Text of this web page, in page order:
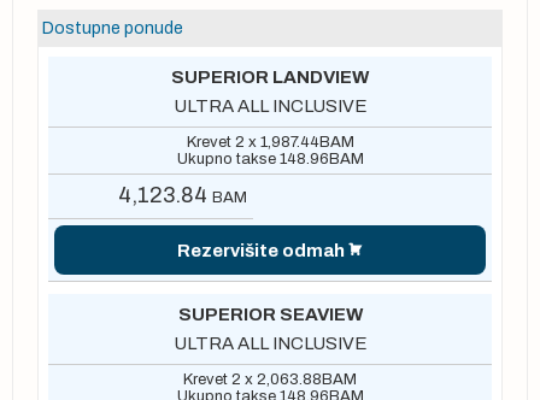
Dostupne ponude
SUPERIOR LANDVIEW
ULTRA ALL INCLUSIVE
Krevet 2 x 1,987.44BAM
Ukupno takse 148.96 BAM
4,123.84 BAM
Rezervišite odmah
SUPERIOR SEAVIEW
ULTRA ALL INCLUSIVE
Krevet 2 x 2,063.88 BAM
Ukupno takse 148.96 BAM